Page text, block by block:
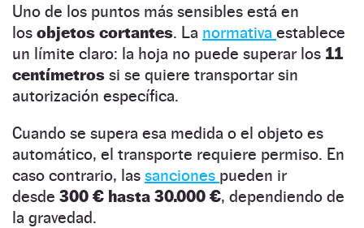
Uno de los puntos más sensibles está en
los objetos cortantes. La normativa establece
un límite claro: la hoja no puede superar los 11
centímetros si se quiere transportar sin
autorización específica.
Cuando se supera esa medida o el objeto es
automático, el transporte requiere permiso. En
caso contrario, las sanciones pueden ir
desde 300 € hasta 30.000 €, dependiendo de
la gravedad.